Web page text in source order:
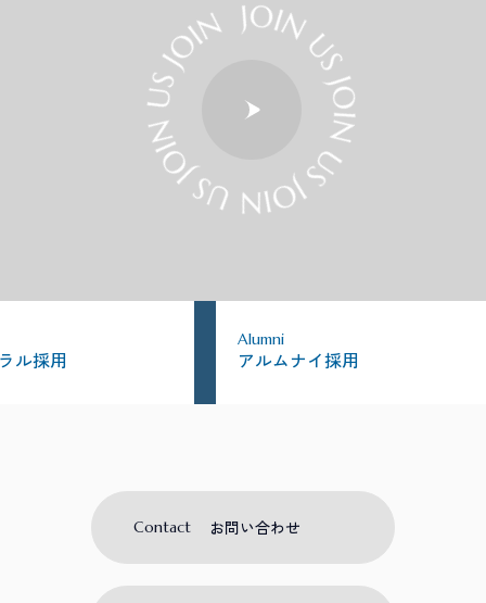
ル採用
Alumni
アルムナイ採用
Contact お問い合わせ